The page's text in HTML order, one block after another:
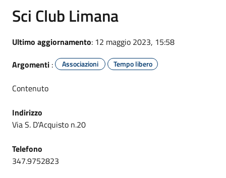
Sci Club Limana
Ultimo aggiornamento: 12 maggio 2023, 15:58
Argomenti : Associazioni Tempo libero
Contenuto
Indirizzo
Via S. D'Acquisto n.20
Telefono
347.9752823